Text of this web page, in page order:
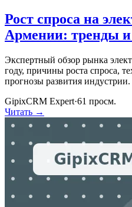
Рост спроса на
Армении: тренды
Экспертный обзор рынка
году, причины роста спроса,
прогнозы развития индустрии.
GipixCRM Expert·61 просм.
Читать →